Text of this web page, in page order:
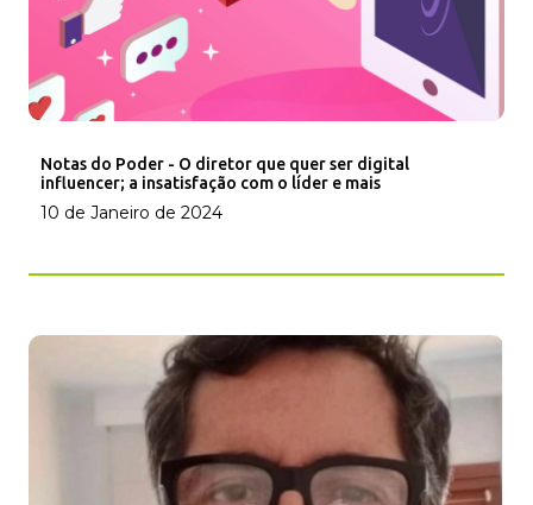
Notas do Poder - O diretor que quer ser digital
influencer; a insatisfação com o líder e mais
10 de Janeiro de 2024